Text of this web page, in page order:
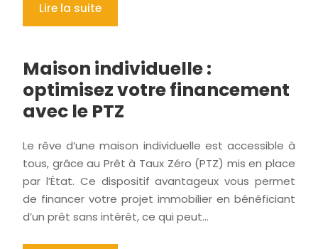
Lire la suite
Maison individuelle :
optimisez votre financement
avec le PTZ
Le rêve d’une maison individuelle est accessible à
tous, grâce au Prêt à Taux Zéro (PTZ) mis en place
par l’État. Ce dispositif avantageux vous permet
de financer votre projet immobilier en bénéficiant
d’un prêt sans intérêt, ce qui peut…